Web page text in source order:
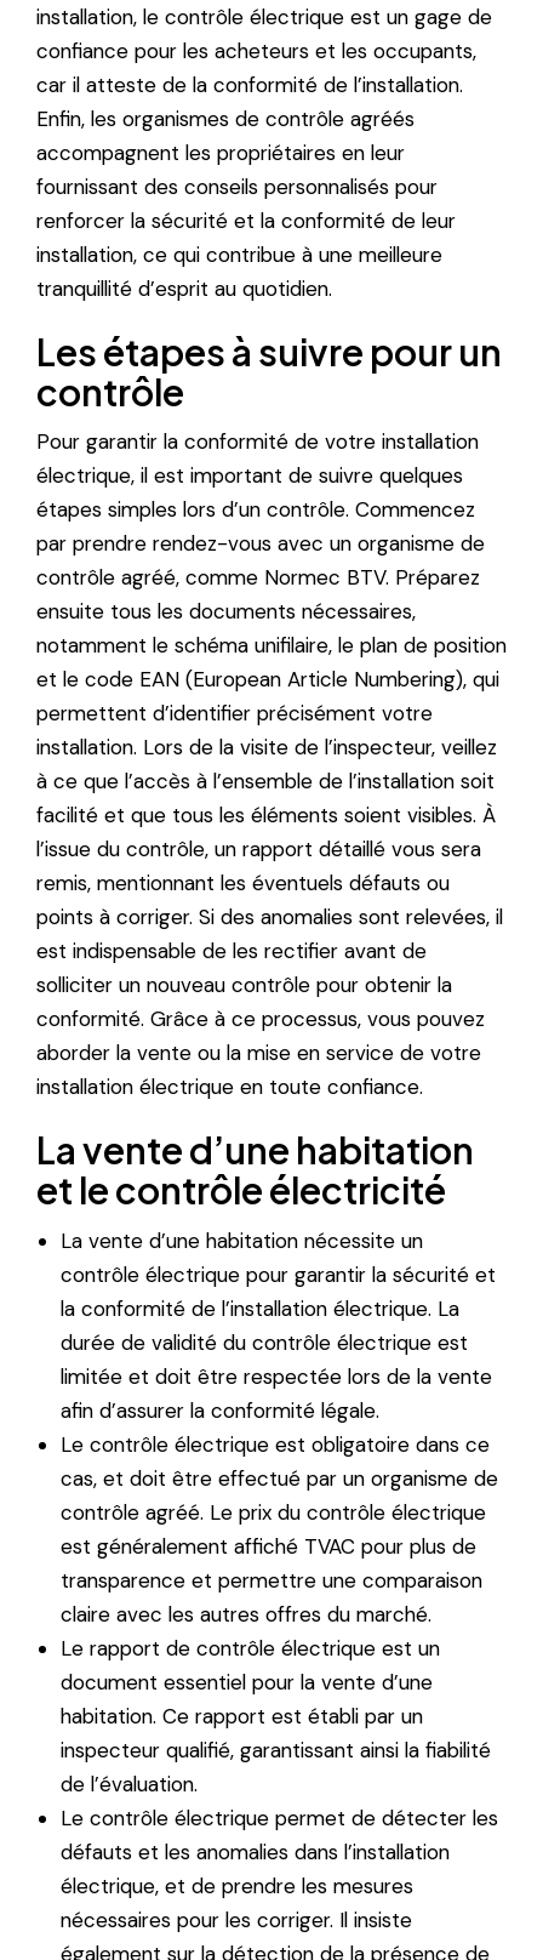
installation, le contrôle électrique est un gage de
confiance pour les acheteurs et les occupants,
car il atteste de la conformité de l’installation.
Enfin, les organismes de contrôle agréés
accompagnent les propriétaires en leur
fournissant des conseils personnalisés pour
renforcer la sécurité et la conformité de leur
installation, ce qui contribue à une meilleure
tranquillité d’esprit au quotidien.
Les étapes à suivre pour un
contrôle
Pour garantir la conformité de votre installation
électrique, il est important de suivre quelques
étapes simples lors d’un contrôle. Commencez
par prendre rendez-vous avec un organisme de
contrôle agréé, comme Normec BTV. Préparez
ensuite tous les documents nécessaires,
notamment le schéma unifilaire, le plan de position
et le code EAN (European Article Numbering), qui
permettent d’identifier précisément votre
installation. Lors de la visite de l’inspecteur, veillez
à ce que l’accès à l’ensemble de l’installation soit
facilité et que tous les éléments soient visibles. À
l’issue du contrôle, un rapport détaillé vous sera
remis, mentionnant les éventuels défauts ou
points à corriger. Si des anomalies sont relevées, il
est indispensable de les rectifier avant de
solliciter un nouveau contrôle pour obtenir la
conformité. Grâce à ce processus, vous pouvez
aborder la vente ou la mise en service de votre
installation électrique en toute confiance.
La vente d’une habitation
et le contrôle électricité
La vente d’une habitation nécessite un
contrôle électrique pour garantir la sécurité et
la conformité de l’installation électrique. La
durée de validité du contrôle électrique est
limitée et doit être respectée lors de la vente
afin d’assurer la conformité légale.
Le contrôle électrique est obligatoire dans ce
cas, et doit être effectué par un organisme de
contrôle agréé. Le prix du contrôle électrique
est généralement affiché TVAC pour plus de
transparence et permettre une comparaison
claire avec les autres offres du marché.
Le rapport de contrôle électrique est un
document essentiel pour la vente d’une
habitation. Ce rapport est établi par un
inspecteur qualifié, garantissant ainsi la fiabilité
de l’évaluation.
Le contrôle électrique permet de détecter les
défauts et les anomalies dans l’installation
électrique, et de prendre les mesures
nécessaires pour les corriger. Il insiste
également sur la détection de la présence de